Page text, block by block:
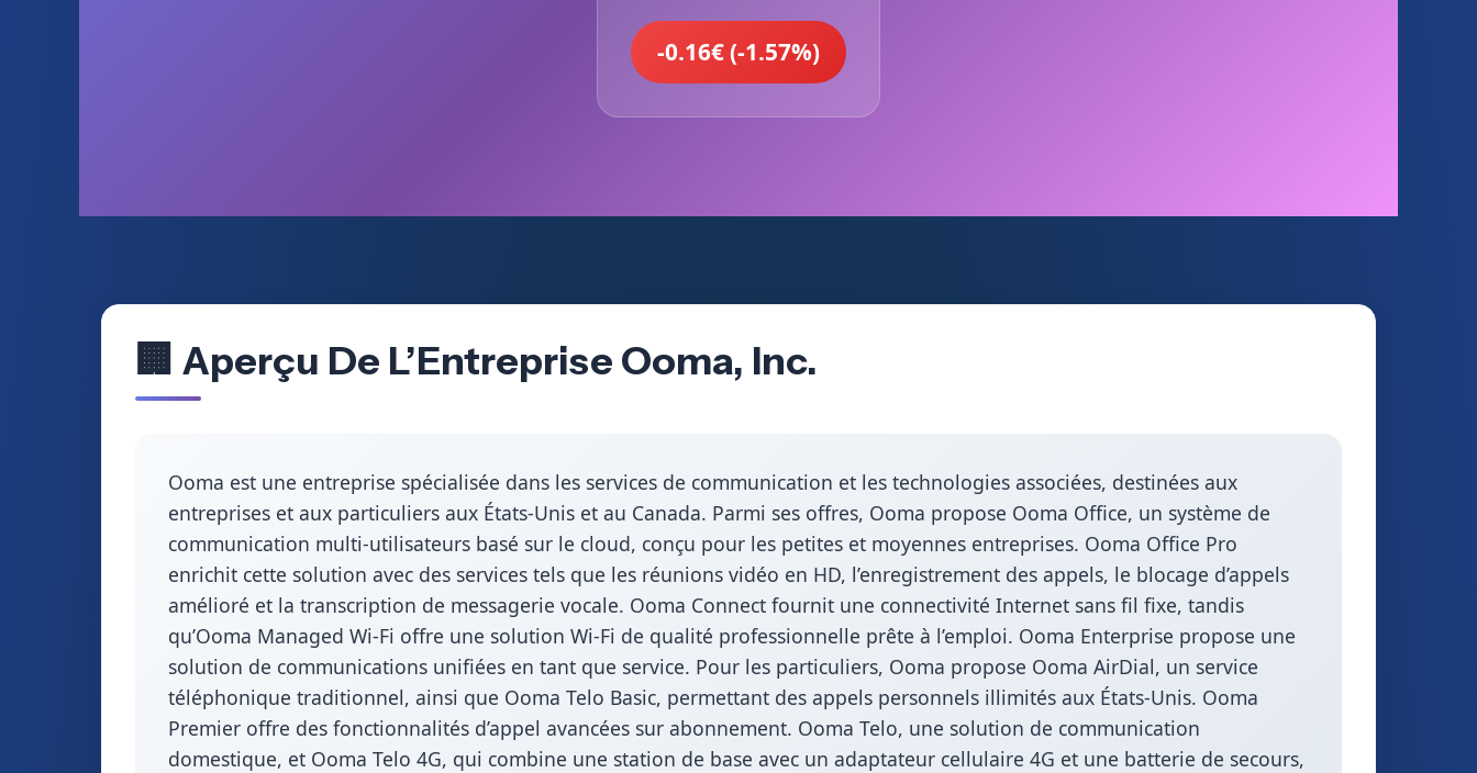
-0.16€ (-1.57%)
🏢 Aperçu De L’Entreprise Ooma, Inc.
Ooma est une entreprise spécialisée dans les services de communication et les technologies associées, destinées aux
entreprises et aux particuliers aux États-Unis et au Canada. Parmi ses offres, Ooma propose Ooma Office, un système de
communication multi-utilisateurs basé sur le cloud, conçu pour les petites et moyennes entreprises. Ooma Office Pro
enrichit cette solution avec des services tels que les réunions vidéo en HD, l’enregistrement des appels, le blocage d’appels
amélioré et la transcription de messagerie vocale. Ooma Connect fournit une connectivité Internet sans fil fixe, tandis
qu’Ooma Managed Wi-Fi offre une solution Wi-Fi de qualité professionnelle prête à l’emploi. Ooma Enterprise propose une
solution de communications unifiées en tant que service. Pour les particuliers, Ooma propose Ooma AirDial, un service
téléphonique traditionnel, ainsi que Ooma Telo Basic, permettant des appels personnels illimités aux États-Unis. Ooma
Premier offre des fonctionnalités d’appel avancées sur abonnement. Ooma Telo, une solution de communication
domestique, et Ooma Telo 4G, qui combine une station de base avec un adaptateur cellulaire 4G et une batterie de secours,